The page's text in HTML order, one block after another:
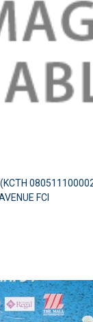
(KCTH
FCI